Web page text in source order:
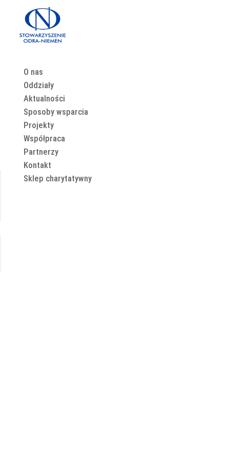
O nas
Oddziały
Aktualności
Sposoby wsparcia
Projekty
Współpraca
Partnerzy
Kontakt
Sklep charytatywny